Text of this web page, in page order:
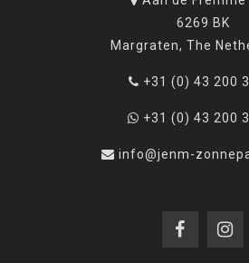
6269 BK
Margraten, The
+31 (0) 43 200
+31 (0) 43 200
info@jenm-